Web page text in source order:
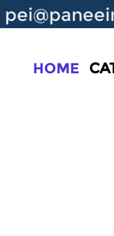
HOME